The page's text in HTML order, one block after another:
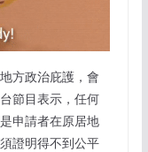
方政治庇護，會
節目表示，任何
申請者在原居地
證明得不到公平